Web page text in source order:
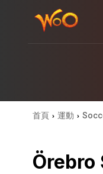
首頁 › 運動 ›
Örebro